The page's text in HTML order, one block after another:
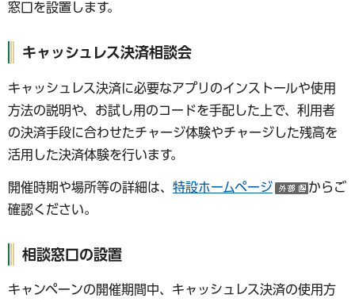
窓口を設置します。
キャッシュレス決済相談会
キャッシュレス決済に必要なアプリのインストールや使用
方法の説明や、お試し用のコードを手配した上で、利用者
の決済手段に合わせたチャージ体験やチャージした残高を
活用した決済体験を行います。
開催時期や場所等の詳細は、 特設ホームページ
（外部
からご
確認ください。
相談窓口の設置
キャンペーンの開催期間中、キャッシュレス決済の使用方